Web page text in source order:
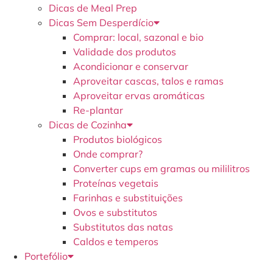
Dicas de Meal Prep
Dicas Sem Desperdício
Comprar: local, sazonal e bio
Validade dos produtos
Acondicionar e conservar
Aproveitar cascas, talos e ramas
Aproveitar ervas aromáticas
Re-plantar
Dicas de Cozinha
Produtos biológicos
Onde comprar?
Converter cups em gramas ou mililitros
Proteínas vegetais
Farinhas e substituições
Ovos e substitutos
Substitutos das natas
Caldos e temperos
Portefólio